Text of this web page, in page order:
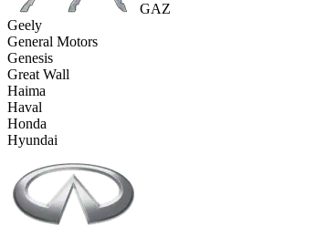
GAZ
Geely
General Motors
Genesis
Great Wall
Haima
Haval
Honda
Hyundai